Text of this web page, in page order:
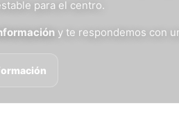
para el centro.
y te respondemos con